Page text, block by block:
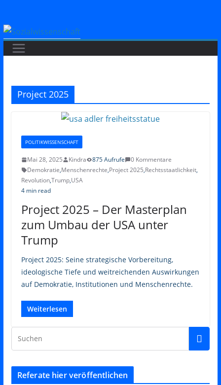
Inhalt
springen
Project 2025
POLITIKWISSENSCHAFT
Mai 28, 2025 Kindra 875 Aufrufe
0 Kommentare
Demokratie,Menschenrechte,Project 2025,Rechtsstaatlichkeit,
Revolution,Trump,USA
4 min read
Project 2025 – Der Masterplan
zum Umbau der USA unter
Trump
Project 2025: Seine strategische Vorbereitung,
ideologische Tiefe und weitreichenden Auswirkungen
auf Demokratie, Institutionen und Menschenrechte.
Weiterlesen
Referate hier veröffentlichen